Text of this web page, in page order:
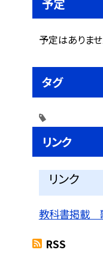
予定
予定はありま
タグ
リンク
リンク
教科書掲載
RSS